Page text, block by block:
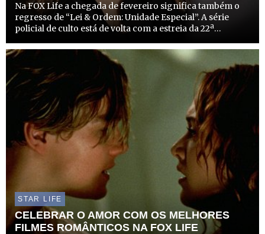
Na FOX Life a chegada de fevereiro significa também o
regresso de “Lei & Ordem: Unidade Especial”. A série
policial de culto está de volta com a estreia da 22ª
temporada a equipa de detetives de elite da Políci...
STAR LIFE
CELEBRAR O AMOR COM OS MELHORES
FILMES ROMÂNTICOS NA FOX LIFE